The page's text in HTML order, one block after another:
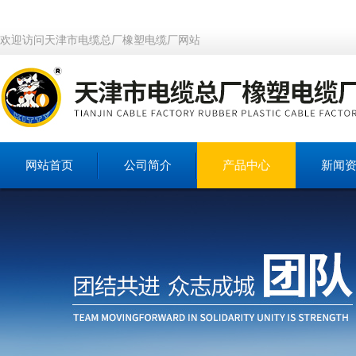
欢迎访问天津市电缆总厂橡塑电缆厂网站
网站首页 公司简介 产品中心 新闻